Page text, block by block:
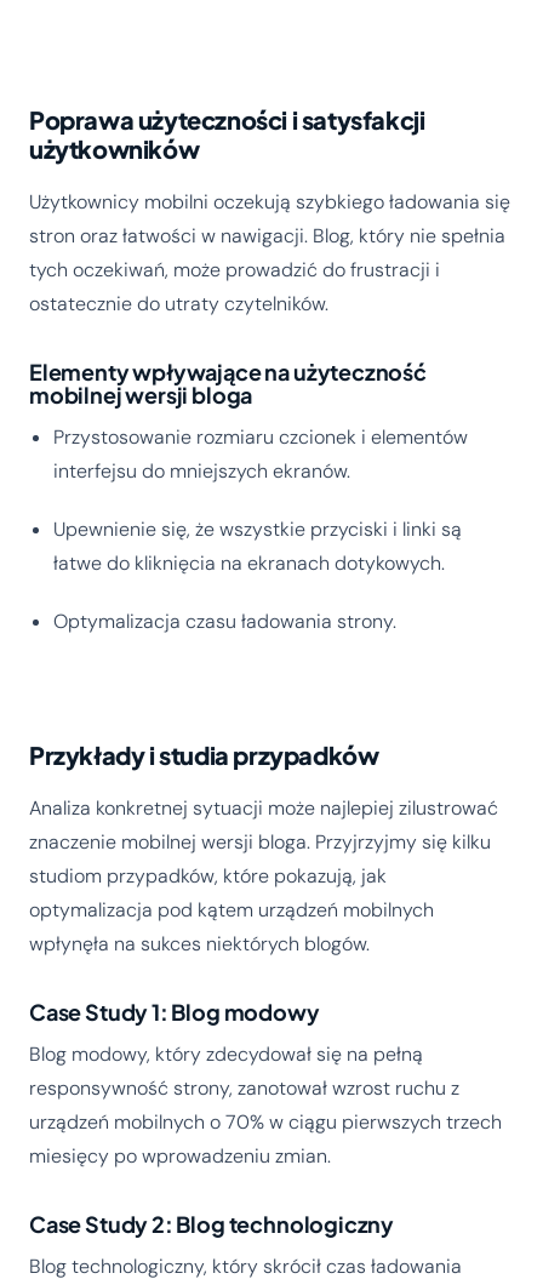
Poprawa użyteczności i satysfakcji
użytkowników
Użytkownicy mobilni oczekują szybkiego ładowania się
stron oraz łatwości w nawigacji. Blog, który nie spełnia
tych oczekiwań, może prowadzić do frustracji i
ostatecznie do utraty czytelników.
Elementy wpływające na użyteczność
mobilnej wersji bloga
Przystosowanie rozmiaru czcionek i elementów
interfejsu do mniejszych ekranów.
Upewnienie się, że wszystkie przyciski i linki są
łatwe do kliknięcia na ekranach dotykowych.
Optymalizacja czasu ładowania strony.
Przykłady i studia przypadków
Analiza konkretnej sytuacji może najlepiej zilustrować
znaczenie mobilnej wersji bloga. Przyjrzyjmy się kilku
studiom przypadków, które pokazują, jak
optymalizacja pod kątem urządzeń mobilnych
wpłynęła na sukces niektórych blogów.
Case Study 1: Blog modowy
Blog modowy, który zdecydował się na pełną
responsywność strony, zanotował wzrost ruchu z
urządzeń mobilnych o 70% w ciągu pierwszych trzech
miesięcy po wprowadzeniu zmian.
Case Study 2: Blog technologiczny
Blog technologiczny, który skrócił czas ładowania